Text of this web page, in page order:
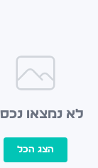
לא נמצאו
הצג הכל